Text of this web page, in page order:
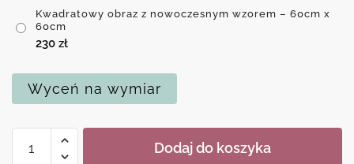
Kwadratowy obraz z nowoczesnym wzorem – 60cm x
60cm
230 zł
Wyceń na wymiar
Kwadratowy
Dodaj do koszyka